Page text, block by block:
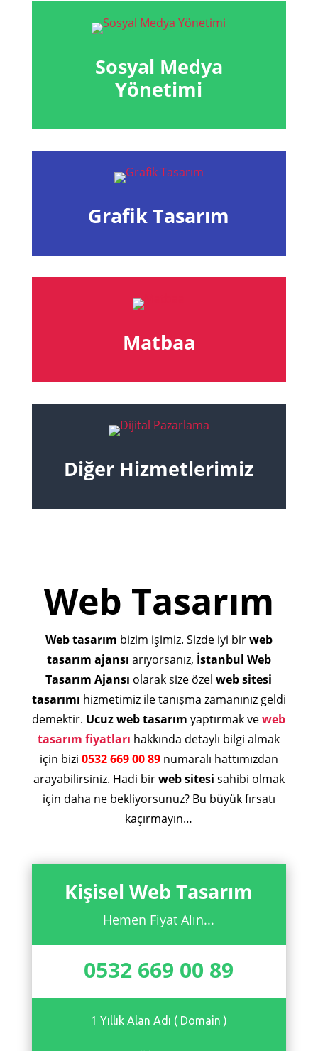
Sosyal Medya
Yönetimi
Grafik Tasarım
Matbaa
Diğer Hizmetlerimiz
Web Tasarım
Web tasarım bizim işimiz. Sizde iyi birweb
tasarım ajansı arıyorsanız, İstanbul Web
Tasarım Ajansı olarak size özelweb sitesi
tasarımı hizmetimiz ile tanışma zamanınız geldi
demektir. Ucuz web tasarım yaptırmak veweb
tasarım fiyatları hakkında detaylı bilgi almak
için bizi 0532 669 00 89numaralı hattımızdan
arayabilirsiniz. Hadi birweb sitesi sahibi olmak
için daha ne bekliyorsunuz? Bu büyük fırsatı
kaçırmayın…
Kişisel Web Tasarım
Hemen Fiyat Alın...
0532 669 00 89
1 Yıllık Alan Adı ( Domain )